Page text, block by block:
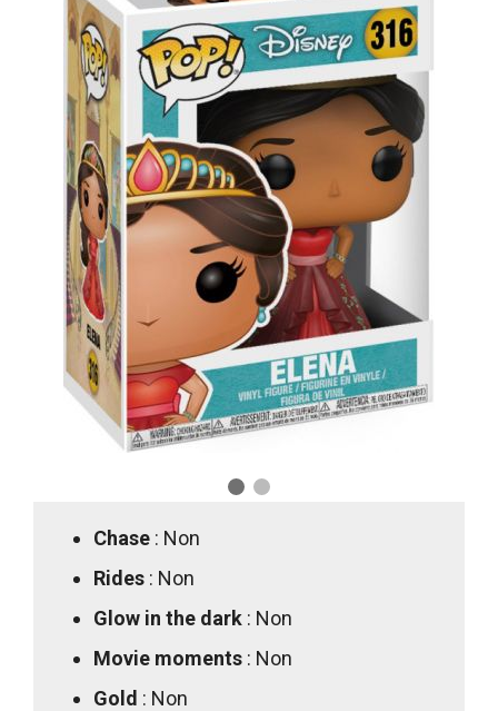
Chase : Non
Rides : Non
Glow in the dark : Non
Movie moments : Non
Gold : Non